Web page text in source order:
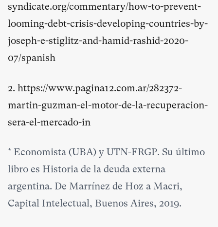
syndicate.org/commentary/how-to-prevent-
looming-debt-crisis-developing-countries-by-
joseph-e-stiglitz-and-hamid-rashid-2020-
07/spanish
2. https://www.pagina12.com.ar/282372-
martin-guzman-el-motor-de-la-recuperacion-
sera-el-mercado-in
* Economista (UBA) y UTN-FRGP. Su último
libro es Historia de la deuda externa
argentina. De Marrínez de Hoz a Macri,
Capital Intelectual, Buenos Aires, 2019.